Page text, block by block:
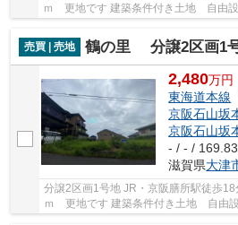
ｍ 更地です 建築条件付き土地 自由設
売買 | 売地 鶴の里 分譲2区画1
2,480万円
東海道本線
京阪石山坂
京阪石山坂
- / - /
滋賀県大津
分譲2区画1号地 JR・京阪膳所駅徒歩
ｍ 更地です 建築条件付き土地 自由